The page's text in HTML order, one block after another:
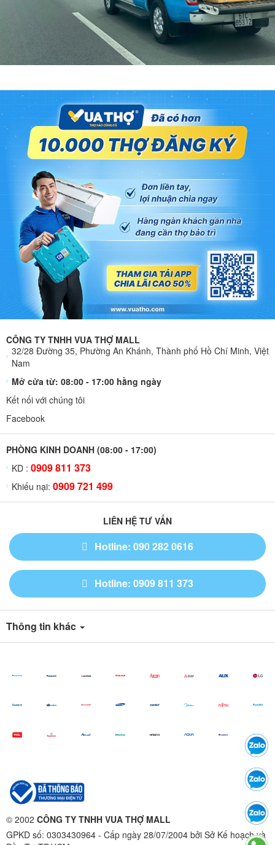
CÔNG TY TNHH VUA THỢ MALL
32/28 Đường 35, Phường An Khánh, Thành phố Hồ Chí Minh, Việt
Nam
Mở cửa từ: 08:00 - 17:00 hằng ngày
Kết nối với chúng tôi
Facebook
PHÒNG KINH DOANH (08:00 - 17:00)
KD : 0909 811 373
Khiếu nại: 0909 721 499
LIÊN HỆ TƯ VẤN
Hotline: 090 282 0616
Hotline: 0909 811 373
Thông tin khác
© 2002 CÔNG TY TNHH VUA THỢ MALL
GPKD số: 0303430964 - Cấp ngày 28/07/2004 bởi Sở Kế hoạch và